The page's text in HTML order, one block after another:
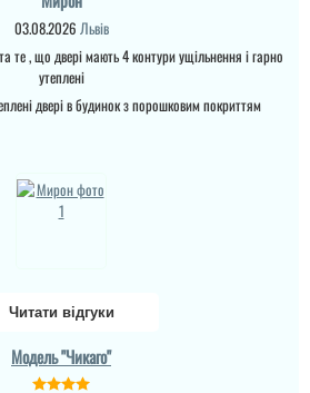
03.08.2026 Львів
те , що двері мають 4 контури ущільнення і гарно
утеплені
двері в будинок з порошковим покриттям
Читати відгуки
Модель "Чикаго"